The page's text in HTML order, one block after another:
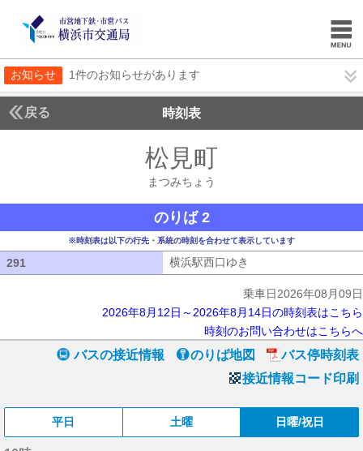
お知らせ 1件のお知らせがあります
戻る 時刻表
松見町
まつみちょう
のりば 2
※時刻表は以下の行先・系統の時刻を合わせて表示しています
291 横浜駅西口ゆき
乗車日2026年08月09日
2026年8月12日～2026年8月14日の時刻表はこちら
時刻のお問い合わせはこちらへ
バスの接近情報 のりば地図
バス停時刻表
接近情報コード印刷
平日 土曜 日曜/祝日